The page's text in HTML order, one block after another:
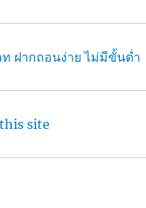
ท ฝากถอนง่าย ไม่มีขั้นต่ำ
site